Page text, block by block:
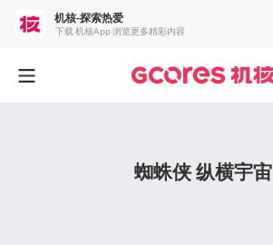
蜘蛛侠 纵横宇宙
机核-探索热爱
下载 机核App 浏览更多精彩内容